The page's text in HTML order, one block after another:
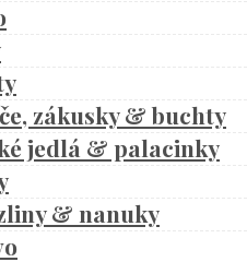
zákusky & buchty
jedlá & palacinky
& nanuky